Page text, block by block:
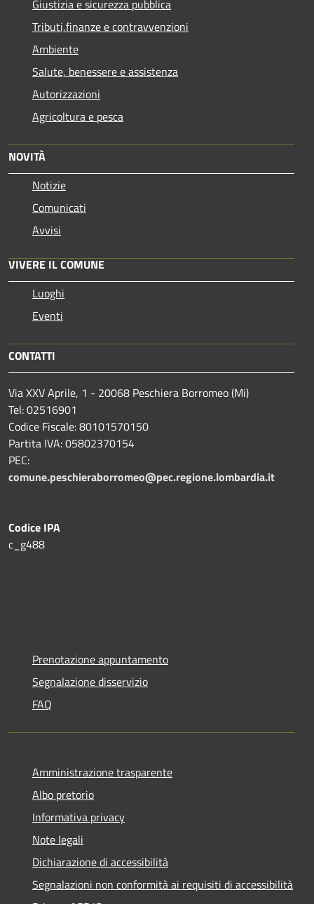
Giustizia e sicurezza pubblica
Tributi,finanze e contravvenzioni
Ambiente
Salute, benessere e assistenza
Autorizzazioni
Agricoltura e pesca
NOVITÀ
Notizie
Comunicati
Avvisi
VIVERE IL COMUNE
Luoghi
Eventi
CONTATTI
Via XXV Aprile, 1 - 20068 Peschiera Borromeo (Mi)
Tel: 02516901
Codice Fiscale: 80101570150
Partita IVA: 05802370154
PEC:
comune.peschieraborromeo@pec.regione.lombardia.it
Codice IPA
c_g488
Prenotazione appuntamento
Segnalazione disservizio
FAQ
Amministrazione trasparente
Albo pretorio
Informativa privacy
Note legali
Dichiarazione di accessibilità
Segnalazioni non conformità ai requisiti di accessibilità